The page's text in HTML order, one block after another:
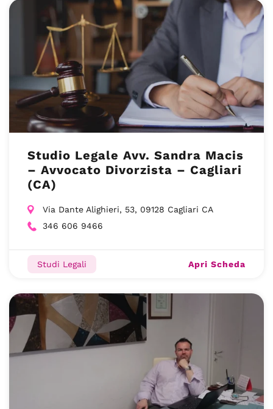
Studio Legale Avv. Sandra Macis
– Avvocato Divorzista – Cagliari
(CA)
Via Dante Alighieri, 53, 09128 Cagliari CA
346 606 9466
Studi Legali Apri Scheda